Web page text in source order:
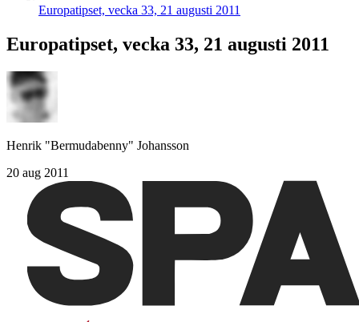
Europatipset, vecka 33, 21 augusti 2011
Europatipset, vecka 33, 21 augusti 2011
Henrik "Bermudabenny" Johansson
20 aug 2011